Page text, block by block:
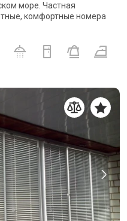
море. Частная
комфортные номера